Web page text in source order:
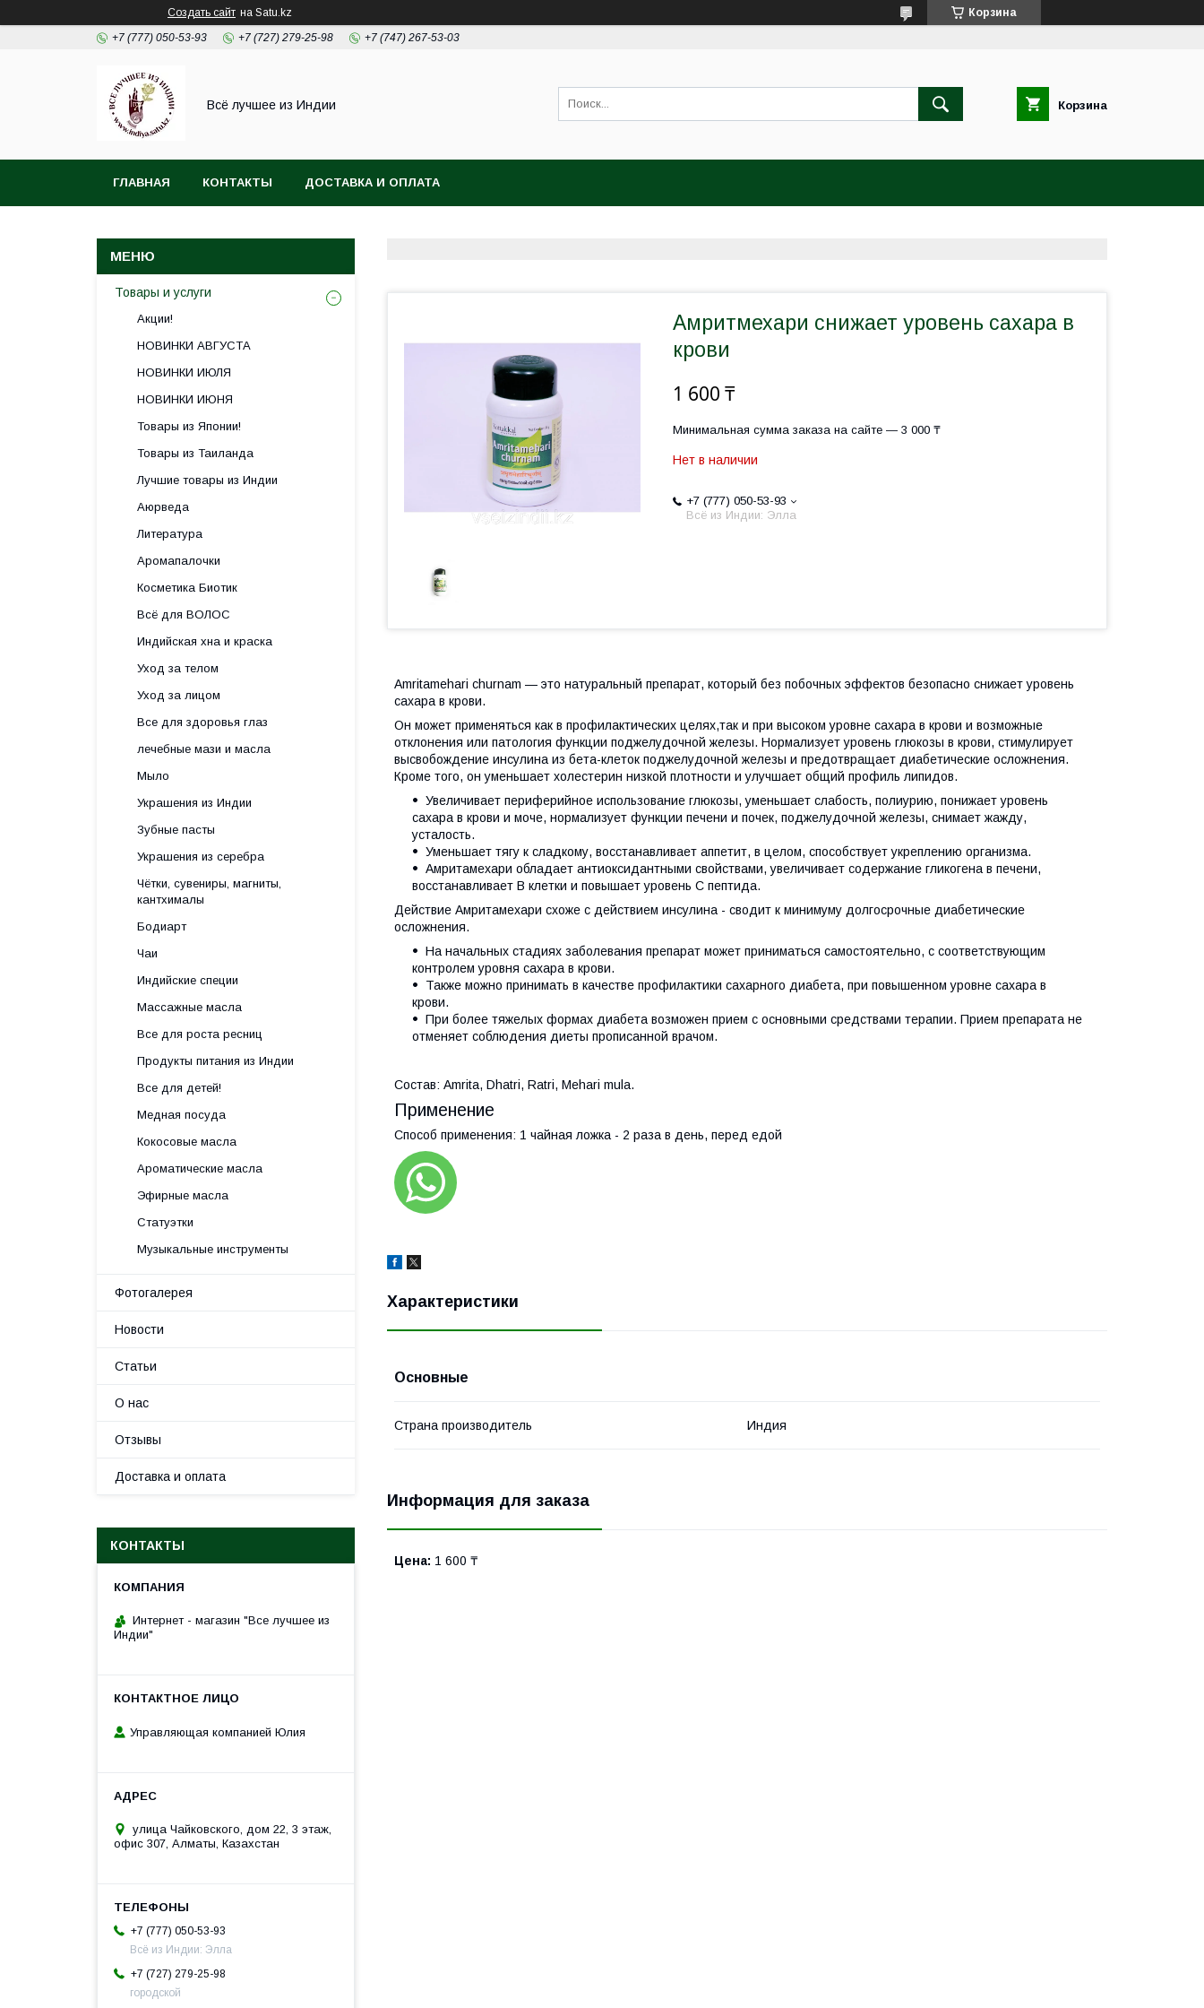
Создать сайт на Satu.kz Корзина
+7 (777) 050-53-93 +7 (727) 279-25-98 +7 (747) 267-53-03
Всё лучшее из Индии Корзина
ГЛАВНАЯ КОНТАКТЫ ДОСТАВКА И ОПЛАТА
Амритмехари снижает уровень сахара в
крови
1 600 ₸
Минимальная сумма заказа на сайте — 3 000 ₸
Нет в наличии
+7 (777) 050-53-93
Всё из Индии: Элла
Amritamehari churnam — это натуральный препарат, который без побочных эффектов безопасно снижает уровень
сахара в крови.
Он может применяться как в профилактических целях,так и при высоком уровне сахара в крови и возможные
отклонения или патология функции поджелудочной железы. Нормализует уровень глюкозы в крови, стимулирует
высвобождение инсулина из бета-клеток поджелудочной железы и предотвращает диабетические осложнения.
Кроме того, он уменьшает холестерин низкой плотности и улучшает общий профиль липидов.
Увеличивает периферийное использование глюкозы, уменьшает слабость, полиурию, понижает уровень
сахара в крови и моче, нормализует функции печени и почек, поджелудочной железы, снимает жажду,
усталость.
Уменьшает тягу к сладкому, восстанавливает аппетит, в целом, способствует укреплению организма.
Амритамехари обладает антиоксидантными свойствами, увеличивает содержание гликогена в печени,
восстанавливает B клетки и повышает уровень С пептида.
Действие Амритамехари схоже с действием инсулина - сводит к минимуму долгосрочные диабетические
осложнения.
На начальных стадиях заболевания препарат может приниматься самостоятельно, с соответствующим
контролем уровня сахара в крови.
Также можно принимать в качестве профилактики сахарного диабета, при повышенном уровне сахара в
крови.
При более тяжелых формах диабета возможен прием с основными средствами терапии. Прием препарата не
отменяет соблюдения диеты прописанной врачом.
Состав: Amrita, Dhatri, Ratri, Mehari mula.
Применение
Способ применения: 1 чайная ложка - 2 раза в день, перед едой
Характеристики
Основные
Страна производитель Индия
Информация для заказа
Цена: 1 600 ₸
Товары и услуги
Акции!
НОВИНКИ АВГУСТА
НОВИНКИ ИЮЛЯ
НОВИНКИ ИЮНЯ
Товары из Японии!
Товары из Таиланда
Лучшие товары из Индии
Аюрведа
Литература
Аромапалочки
Косметика Биотик
Всё для ВОЛОС
Индийская хна и краска
Уход за телом
Уход за лицом
Все для здоровья глаз
лечебные мази и масла
Мыло
Украшения из Индии
Зубные пасты
Украшения из серебра
Чётки, сувениры, магниты,
кантхималы
Бодиарт
Чаи
Индийские специи
Массажные масла
Все для роста ресниц
Продукты питания из Индии
Все для детей!
Медная посуда
Кокосовые масла
Ароматические масла
Эфирные масла
Статуэтки
Музыкальные инструменты
Фотогалерея
Новости
Статьи
О нас
Отзывы
Доставка и оплата
КОНТАКТЫ
Интернет - магазин "Все лучшее из
Индии"
Управляющая компанией Юлия
улица Чайковского, дом 22, 3 этаж,
офис 307, Алматы, Казахстан
+7 (777) 050-53-93
Всё из Индии: Элла
+7 (727) 279-25-98
городской